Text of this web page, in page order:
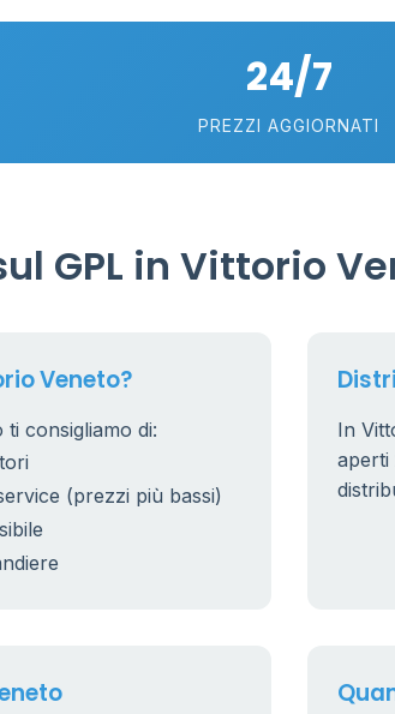
25
10
24/7
PREZZI AGGIORNATI
GPL in Vittorio
Veneto?
consigliamo di:
(prezzi più bassi)
In
aperti